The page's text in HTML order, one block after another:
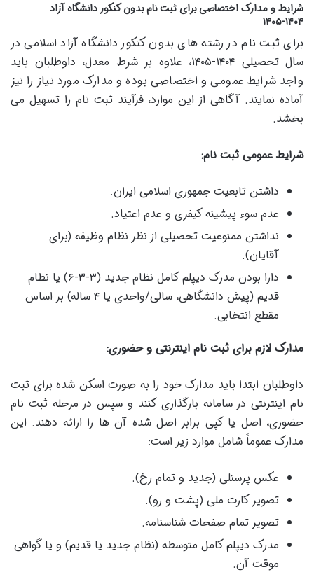
شرایط و مدارک اختصاصی برای ثبت نام بدون کنکور دانشگاه آزاد
۱۴۰۴-۱۴۰۵
برای ثبت نام در رشته های بدون کنکور دانشگاه آزاد اسلامی در
سال تحصیلی ۱۴۰۴-۱۴۰۵، علاوه بر شرط معدل، داوطلبان باید
واجد شرایط عمومی و اختصاصی بوده و مدارک مورد نیاز را نیز
آماده نمایند. آگاهی از این موارد، فرآیند ثبت نام را تسهیل می
بخشد.
شرایط عمومی ثبت نام:
داشتن تابعیت جمهوری اسلامی ایران.
عدم سوء پیشینه کیفری و عدم اعتیاد.
نداشتن ممنوعیت تحصیلی از نظر نظام وظیفه (برای
آقایان).
دارا بودن مدرک دیپلم کامل نظام جدید (۳-۳-۶) یا نظام
قدیم (پیش دانشگاهی، سالی/واحدی یا ۴ ساله) بر اساس
مقطع انتخابی.
مدارک لازم برای ثبت نام اینترنتی و حضوری:
داوطلبان ابتدا باید مدارک خود را به صورت اسکن شده برای ثبت
نام اینترنتی در سامانه بارگذاری کنند و سپس در مرحله ثبت نام
حضوری، اصل یا کپی برابر اصل شده آن ها را ارائه دهند. این
مدارک عموماً شامل موارد زیر است:
عکس پرسنلی (جدید و تمام رخ).
تصویر کارت ملی (پشت و رو).
تصویر تمام صفحات شناسنامه.
مدرک دیپلم کامل متوسطه (نظام جدید یا قدیم) و یا گواهی
موقت آن.